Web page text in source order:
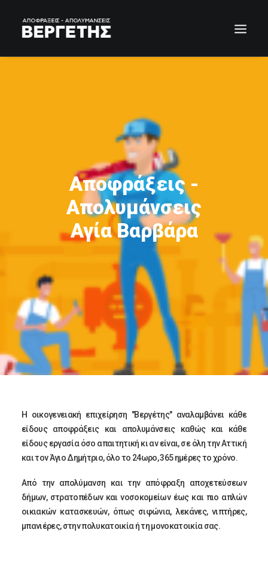
Αποφράξεις -
Απολυμάνσεις
Αγία Βαρβάρα
Η οικογενειακή επιχείρηση "Βεργέτης" αναλαμβάνει κάθε
είδους αποφράξεις και απολυμάνσεις καθώς και κάθε
είδους εργασία όσο απαιτητική κι αν είναι, σε όλη την Αττική
και τον Άγιο Δημήτριο, όλο το 24ωρο, 365 ημέρες το χρόνο.
Από την απολύμανση και την απόφραξη αποχετεύσεων
δήμων, στρατοπέδων και νοσοκομείων έως και πιο απλών
οικιακών κατασκευών, όπως σιφώνια, λεκάνες, νιπτήρες,
μπανιέρες, στην πολυκατοικία ή τη μονοκατοικία σας.